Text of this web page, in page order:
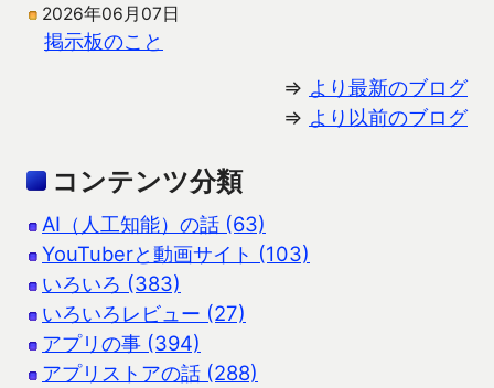
2026年06月07日
掲示板のこと
⇒ より最新のブログ
⇒ より以前のブログ
コンテンツ分類
AI（人工知能）の話 (63)
YouTuberと動画サイト (103)
いろいろ (383)
いろいろレビュー (27)
アプリの事 (394)
アプリストアの話 (288)